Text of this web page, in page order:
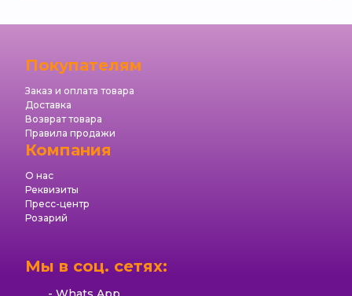
Покупателям
Заказ и оплата товара
Доставка
Возврат товара
Правила продажи
Компания
О нас
Реквизиты
Пресс-центр
Розарий
Мы в соц. сетях: